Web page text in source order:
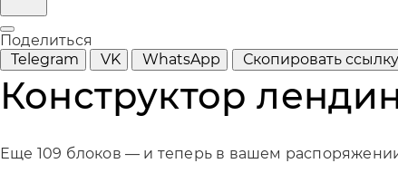
Поделиться
Telegram
VK WhatsApp Скопировать ссылку
Конструктор
Еще 109 блоков — и теперь в вашем